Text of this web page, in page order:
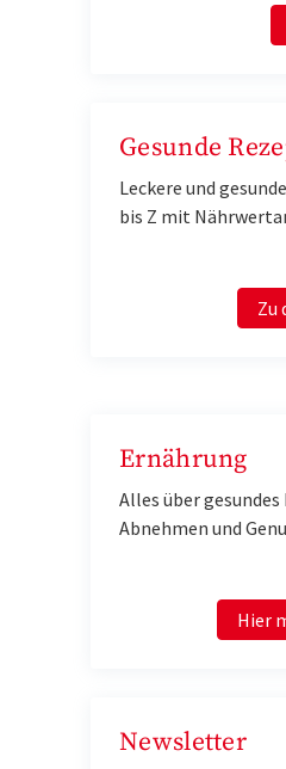
Gesunde
Leckere und
bis Z mit
Zu
Ernährung
Alles über gesundes
Abnehmen und
Hier
Newsletter